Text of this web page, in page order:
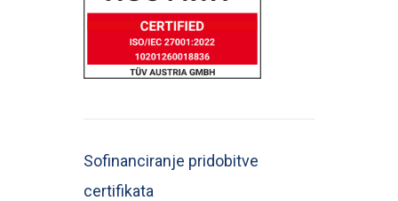
Sofinanciranje pridobitve
certifikata